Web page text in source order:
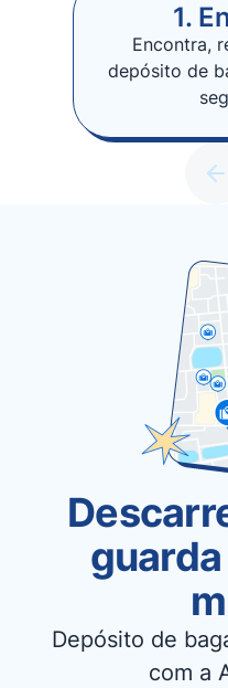
1.
Encontra,
depósito de
Depósito de
com a